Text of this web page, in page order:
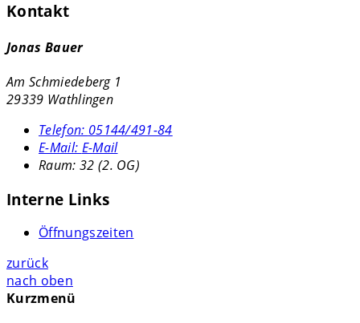
Kontakt
Jonas Bauer
Am Schmiedeberg 1
29339 Wathlingen
Telefon: 05144/491-84
E-Mail: E-Mail
Raum: 32 (2. OG)
Interne Links
Öffnungszeiten
zurück
nach oben
Kurzmenü